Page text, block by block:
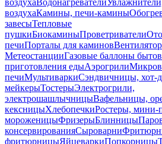
воздухаВодонагреватели
воздухаКамины, печи-камины
завесыТепловые
пушкиБиокаминыПроветриватели
печиПорталы для каминов
МетеостанцииГазовые баллоны
приготовления едыАэрогрили
печиМультиваркиСэндвичницы, хот-
мейкерыТостерыЭлектрогрили,
электрошашлычницыВафельницы,
кексницыХлебопечкиРостеры, мини-
мороженицыФризерыБлинницы
консервированияСыроварни
фритюрницыЯйцеваркиПопкорницы